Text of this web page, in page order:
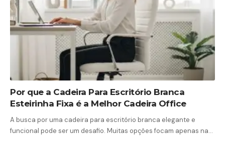
Por que a Cadeira Para Escritório Branca
Esteirinha Fixa é a Melhor Cadeira Office
A busca por uma cadeira para escritório branca elegante e
funcional pode ser um desafio. Muitas opções focam apenas na…